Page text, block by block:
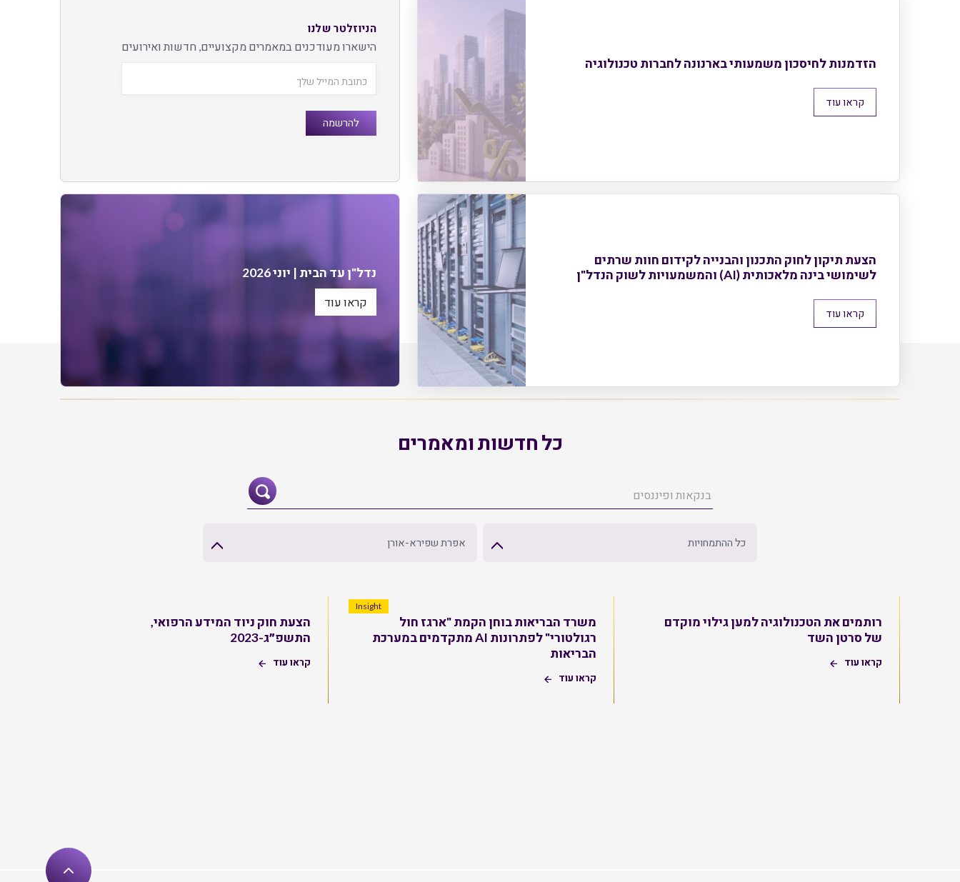
הזדמנות לחיסכון משמעותי בארנונה לחברות טכנולוגיה
קראו עוד
הניוזלטר שלנו
הישארו מעודכנים במאמרים מקצועיים, חדשות ואירועים
הצעת תיקון לחוק התכנון והבנייה לקידום חוות שרתים
לשימושי בינה מלאכותית (AI) והמשמעויות לשוק הנדל"ן
קראו עוד
נדל"ן עד הבית | יוני 2026
קראו עוד
כל חדשות ומאמרים
כל ההתמחויות אפרת שפירא-אורן
רותמים את הטכנולוגיה למען גילוי מוקדם
של סרטן השד
קראו עוד
משרד הבריאות בוחן הקמת "ארגז חול
רגולטורי" לפתרונות AI מתקדמים במערכת
הבריאות
Insight
קראו עוד
הצעת חוק ניוד המידע הרפואי,
התשפ״ג-2023
קראו עוד